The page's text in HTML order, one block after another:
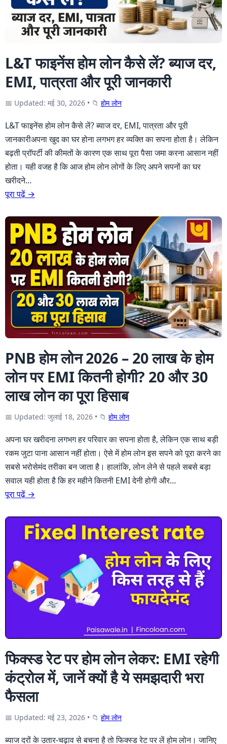
L&T फाइनेंस होम लोन कैसे लें? ब्याज दर,
EMI, पात्रता और पूरी जानकारी
📅 Updated: मई 30, 2026 • 📁 होम लोन
L&T फाइनेंस होम लोन कैसे लें? ब्याज दर, EMI, पात्रता और पूरी
जानकारीअपना खुद का घर होना लगभग हर व्यक्ति का सपना होता है। लेकिन
बढ़ती प्रॉपर्टी की कीमतों के कारण एक साथ पूरा पैसा जमा करना आसान नहीं
होता। यही वजह है कि आज होम लोन लोगों के लिए अपने सपनों का घर
खरीदने…
पूरा पढ़ें →
PNB होम लोन 2026 – 20 लाख के होम
लोन पर EMI कितनी होगी? 20 और 30
लाख लोन का पूरा हिसाब
📅 Updated: जुलाई 18, 2026 • 📁 होम लोन
अपना घर खरीदना लगभग हर परिवार का सपना होता है, लेकिन एक साथ बड़ी
रकम जुटा पाना आसान नहीं होता। ऐसे में होम लोन इस सपने को पूरा करने का
सबसे भरोसेमंद तरीका बन जाता है। हालांकि, लोन लेने से पहले सबसे बड़ा
सवाल यही होता है कि हर महीने कितनी EMI देनी होगी और…
पूरा पढ़ें →
फिक्स्ड रेट पर होम लोन लेकर: EMI रहेगी
कंट्रोल में, जानें क्यों है ये समझदारी भरा
फैसला
📅 Updated: मई 23, 2026 • 📁 होम लोन
ब्याज दरों के उतार-चढ़ाव से बचना है तो फिक्स्ड रेट पर लें होम लोन। जानिए